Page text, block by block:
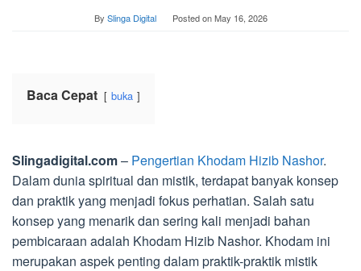
By Slinga Digital Posted onMay 16, 2026
Baca Cepat buka
Slingadigital.com– Pengertian Khodam Hizib Nashor.
Dalam dunia spiritual dan mistik, terdapat banyak konsep
dan praktik yang menjadi fokus perhatian. Salah satu
konsep yang menarik dan sering kali menjadi bahan
pembicaraan adalah Khodam Hizib Nashor. Khodam ini
merupakan aspek penting dalam praktik-praktik mistik